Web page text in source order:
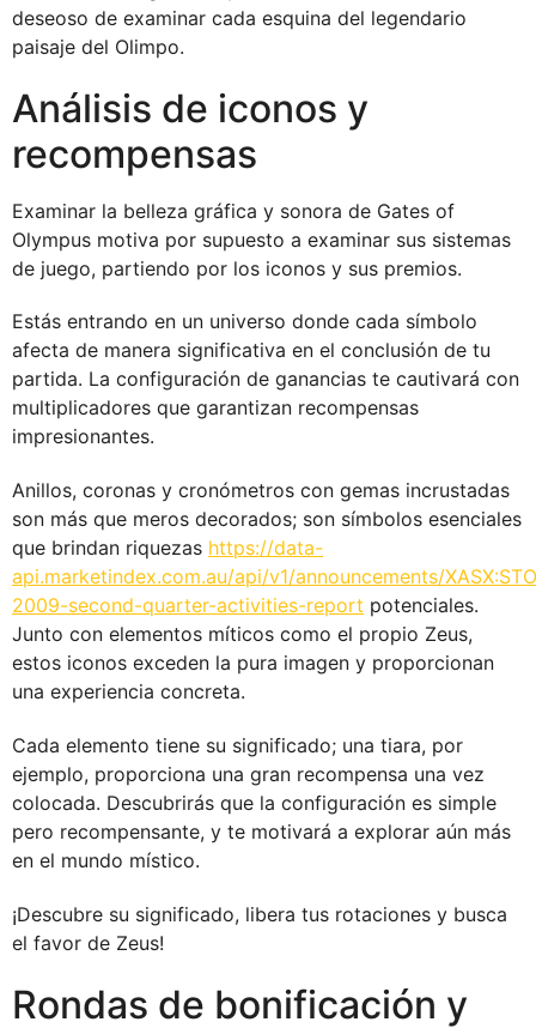
deseoso de examinar cada esquina del legendario
paisaje del Olimpo.
Análisis de iconos y
recompensas
Examinar la belleza gráfica y sonora de Gates of
Olympus motiva por supuesto a examinar sus sistemas
de juego, partiendo por los iconos y sus premios.
Estás entrando en un universo donde cada símbolo
afecta de manera significativa en el conclusión de tu
partida. La configuración de ganancias te cautivará con
multiplicadores que garantizan recompensas
impresionantes.
Anillos, coronas y cronómetros con gemas incrustadas
son más que meros decorados; son símbolos esenciales
que brindan riquezas https://data-
api.marketindex.com.au/api/v1/announcements/
2009-second-quarter-activities-report potenciales.
Junto con elementos míticos como el propio Zeus,
estos iconos exceden la pura imagen y proporcionan
una experiencia concreta.
Cada elemento tiene su significado; una tiara, por
ejemplo, proporciona una gran recompensa una vez
colocada. Descubrirás que la configuración es simple
pero recompensante, y te motivará a explorar aún más
en el mundo místico.
¡Descubre su significado, libera tus rotaciones y busca
el favor de Zeus!
Rondas de bonificación y